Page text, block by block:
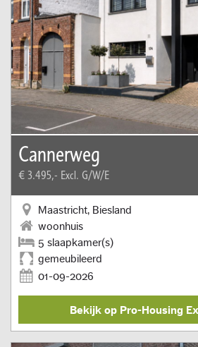
Cannerweg
€ 3.495,- Excl. G/W/E
Maastricht, Biesland
woonhuis
5 slaapkamer(s)
gemeubileerd
01-09-2026
Bekijk op Pro-Housing